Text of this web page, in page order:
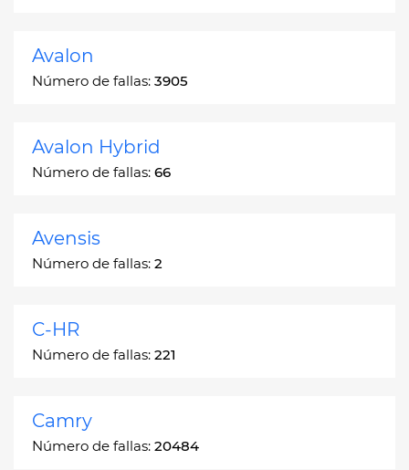
Avalon
Número de fallas: 3905
Avalon Hybrid
Número de fallas: 66
Avensis
Número de fallas: 2
C-HR
Número de fallas: 221
Camry
Número de fallas: 20484